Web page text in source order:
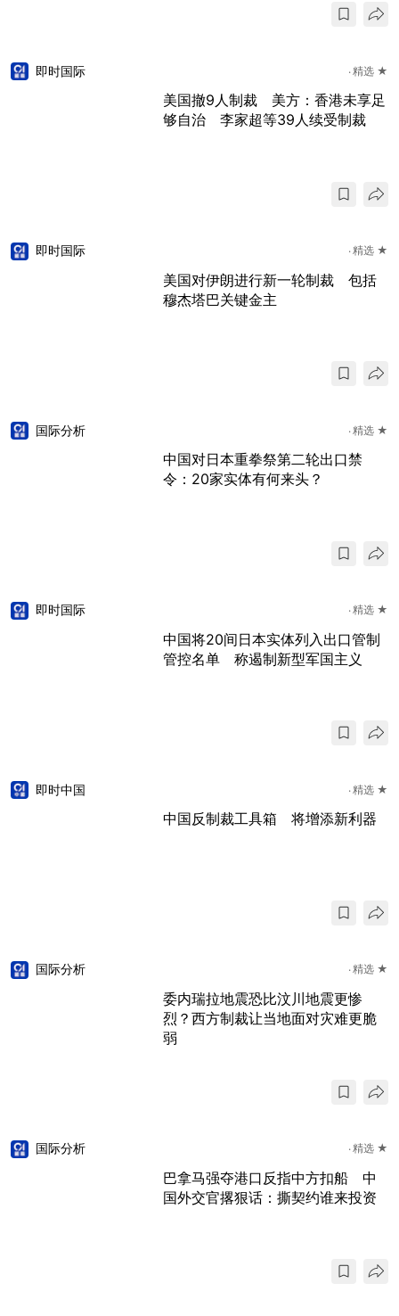
即时国际 精选 ★
美国撤9人制裁 美方：香港未享足
够自治 李家超等39人续受制裁
即时国际 精选 ★
美国对伊朗进行新一轮制裁 包括
穆杰塔巴关键金主
国际分析 精选 ★
中国对日本重拳祭第二轮出口禁
令：20家实体有何来头？
即时国际 精选 ★
中国将20间日本实体列入出口管制
管控名单 称遏制新型军国主义
即时中国 精选 ★
中国反制裁工具箱 将增添新利器
国际分析 精选 ★
委内瑞拉地震恐比汶川地震更惨
烈？西方制裁让当地面对灾难更脆
弱
国际分析 精选 ★
巴拿马强夺港口反指中方扣船 中
国外交官撂狠话：撕契约谁来投资